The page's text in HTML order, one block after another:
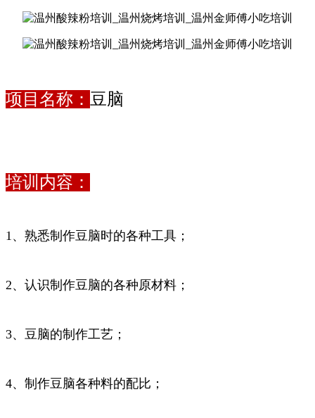
项目名称： 豆脑
培训内容：
1、熟悉制作豆脑时的各种工具；
2、认识制作豆脑的各种原材料；
3、豆脑的制作工艺；
4、制作豆脑各种料的配比；